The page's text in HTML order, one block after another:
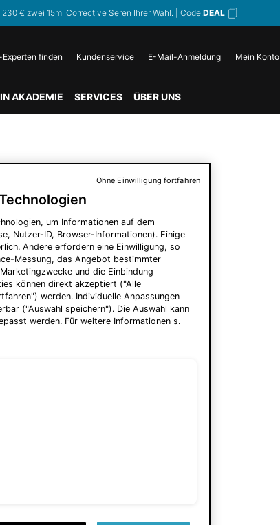
€ zwei 15ml Corrective Seren Ihrer Wahl. | Code:DEAL
finden Kundenservice E-Mail-Anmeldung Mein Konto
AKADEMIE SERVICES ÜBER UNS
MÖGEN
um Informationen auf dem
Nutzer-ID, Browser-Informationen). Einige
Andere erfordern eine Einwilligung, so
Messung, das Angebot bestimmter
und die Einbindung
können direkt akzeptiert ("Alle
werden. Individuelle Anpassungen
("Auswahl speichern"). Die Auswahl kann
werden. Für weitere Informationen s.
Ohne Einwilligung fortfahren